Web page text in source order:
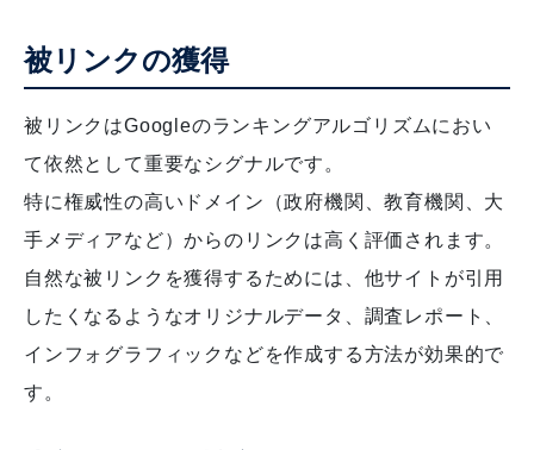
被リンクの獲得
被リンクはGoogleのランキングアルゴリズムにおい
て依然として重要なシグナルです。
特に権威性の高いドメイン（政府機関、教育機関、大
手メディアなど）からのリンクは高く評価されます。
自然な被リンクを獲得するためには、他サイトが引用
したくなるようなオリジナルデータ、調査レポート、
インフォグラフィックなどを作成する方法が効果的で
す。